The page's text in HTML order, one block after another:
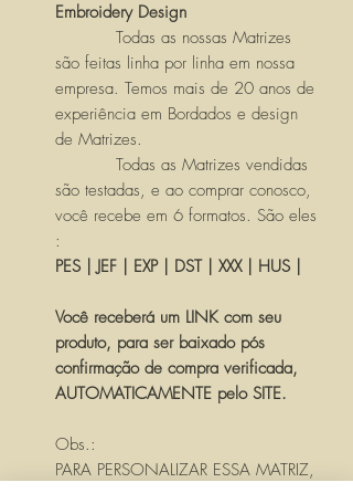
Embroidery Design
Todas as nossas Matrizes
são feitas linha por linha em nossa
empresa. Temos mais de 20 anos de
experiência em Bordados e design
de Matrizes.
Todas as Matrizes vendidas
são testadas, e ao comprar conosco,
você recebe em 6 formatos. São eles
:
PES | JEF | EXP | DST | XXX | HUS |
Você receberá um LINK com seu
produto, para ser baixado pós
confirmação de compra verificada,
AUTOMATICAMENTE pelo SITE.
Obs.:
PARA PERSONALIZAR ESSA MATRIZ,